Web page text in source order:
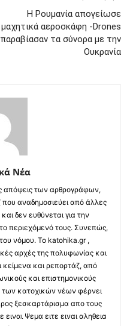
H Ρουμανία απογείωσε
μαχητικά αεροσκάφη -Drones
παραβίασαν τα σύνορα με την
Ουκρανία
Νέα
απόψεις των αρθρογράφων,
που αναδημοσιεύει από άλλες
δεν ευθύνεται για την
περιεχόμενό τους. Συνεπώς,
νόμου. Το katohika.gr ,
αρχές της πολυφωνίας και
κείμενα και ρεπορτάζ, από
και επιστημονικούς
κατοχικών νέων φέρνει
ξεσκαρτάρισμα απο τους
Ψεμα ειτε ειναι αληθεια